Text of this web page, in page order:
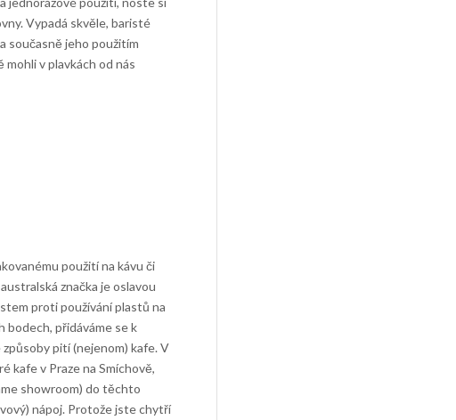
Vypadá skvěle, baristé
současně jeho použitím
v plavkách od nás
použití na kávu či
značka je oslavou
proti používání plastů na
bodech, přidáváme se k
pití (nejenom) kafe. V
kafe v Praze na Smíchově,
showroom) do těchto
nápoj. Protože jste chytří